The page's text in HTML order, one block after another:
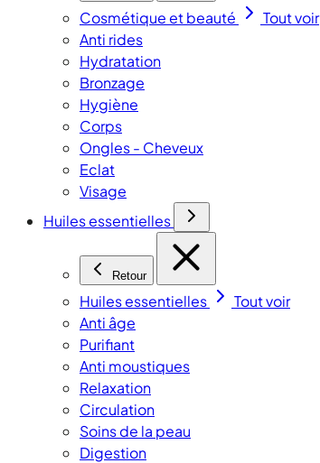
Cosmétique et beauté
Tout voir
Anti rides
Hydratation
Bronzage
Hygiène
Corps
Ongles - Cheveux
Eclat
Visage
Huiles essentielles
Retour
Huiles essentielles
Tout voir
Anti âge
Purifiant
Anti moustiques
Relaxation
Circulation
Soins de la peau
Digestion